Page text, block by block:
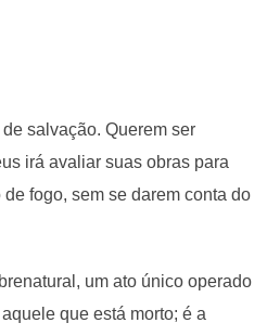
salvação. Querem ser
irá avaliar suas obras para
fogo, sem se darem conta do
um ato único operado
que está morto; é a